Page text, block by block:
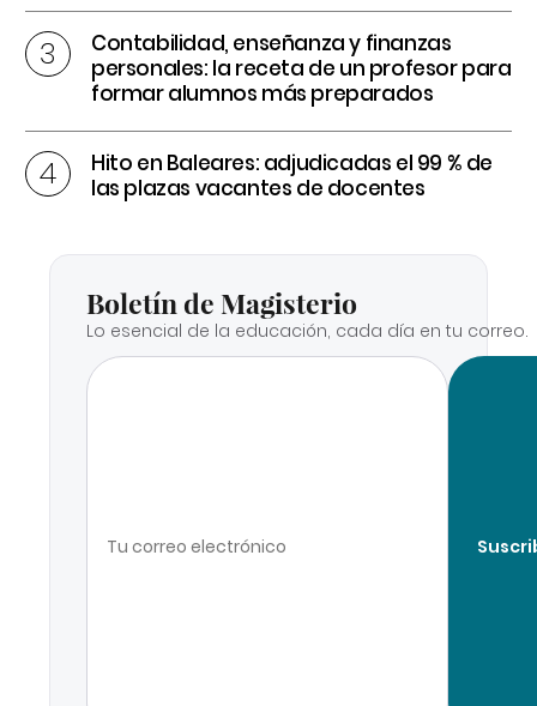
Contabilidad, enseñanza y finanzas
personales: la receta de un profesor para
formar alumnos más preparados
Hito en Baleares: adjudicadas el 99 % de
las plazas vacantes de docentes
Boletín de Magisterio
Lo esencial de la educación, cada día en tu correo.